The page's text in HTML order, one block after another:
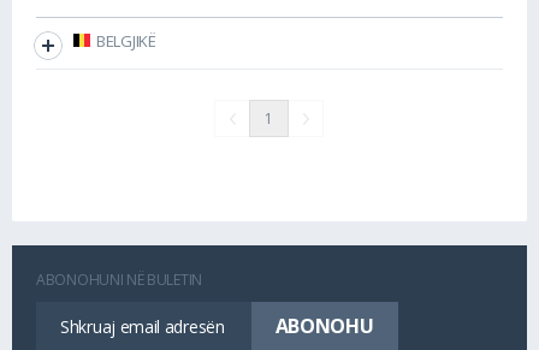
BELGJIKË
1
ABONOHUNI NË BULETIN